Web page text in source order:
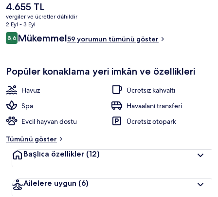
Şu
anki
fiyat
4.655 TL
4.655 TL
vergiler ve ücretler dâhildir
2 Eyl - 3 Eyl
Yorumlar
8,68,6/10
Mükemmel59 yorumun tümünü göster
Popüler konaklama yeri imkân ve özellikleri
Havuz
Ücretsiz kahvaltı
Spa
Havaalanı transferi
Evcil hayvan dostu
Ücretsiz otopark
Tümünü göster
Başlıca özellikler (12)
Ailelere uygun (6)